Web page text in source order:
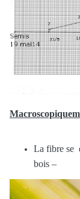
La fibre se
bois –